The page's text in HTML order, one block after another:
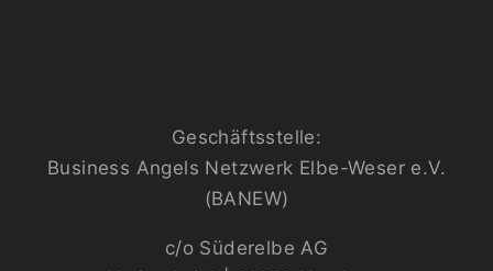
Geschäftsstelle:
Business Angels Netzwerk Elbe-Weser e.V.
(BANEW)
c/o Süderelbe AG